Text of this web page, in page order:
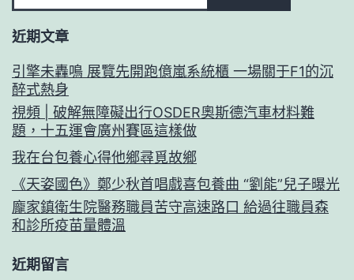
近期文章
引擎未轟鳴 展覽先開跑億嵐系統櫃 一場關于F1的沉
醉式熱身
視頻 | 破解無障礙出行OSDER奧斯德汽車材料難
題，十五運會廣州賽區這樣做
我在台包養心得他鄉尋覓故鄉
《天姿國色》鄭少秋首唱戲喜包養曲 “劉能”兒子曝光
龐家鎮衛生院醫務職員苦守高速路口 給過往職員森
和診所疫苗量體溫
近期留言